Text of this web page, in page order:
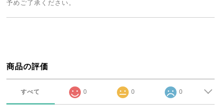
予めご了承ください。
商品の評価
すべて 0 0 0